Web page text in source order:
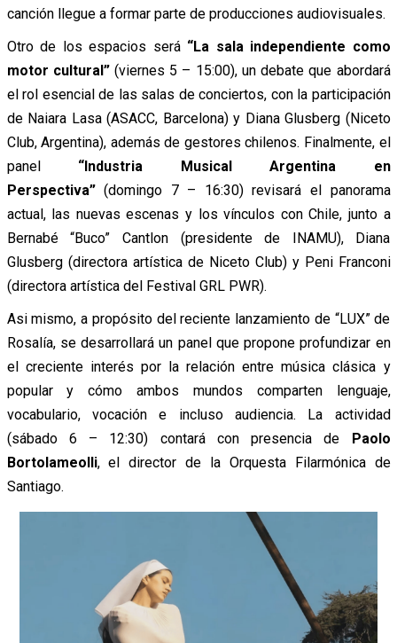
canción llegue a formar parte de producciones audiovisuales.
Otro de los espacios será “La sala independiente como
motor cultural” (viernes 5 – 15:00), un debate que abordará
el rol esencial de las salas de conciertos, con la participación
de Naiara Lasa (ASACC, Barcelona) y Diana Glusberg (Niceto
Club, Argentina), además de gestores chilenos. Finalmente, el
panel “Industria Musical Argentina en
Perspectiva”(domingo 7 – 16:30) revisará el panorama
actual, las nuevas escenas y los vínculos con Chile, junto a
Bernabé “Buco” Cantlon (presidente de INAMU), Diana
Glusberg (directora artística de Niceto Club) y Peni Franconi
(directora artística del Festival GRL PWR).
Asi mismo, a propósito del reciente lanzamiento de “LUX” de
Rosalía, se desarrollará un panel que propone profundizar en
el creciente interés por la relación entre música clásica y
popular y cómo ambos mundos comparten lenguaje,
vocabulario, vocación e incluso audiencia. La actividad
(sábado 6 – 12:30) contará con presencia de
Paolo
Bortolameolli, el director de la Orquesta Filarmónica de
Santiago.